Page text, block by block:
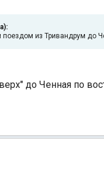
из Тривандрум до
до Ченная по